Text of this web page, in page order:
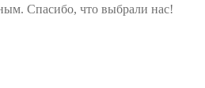
Спасибо, что выбрали нас!